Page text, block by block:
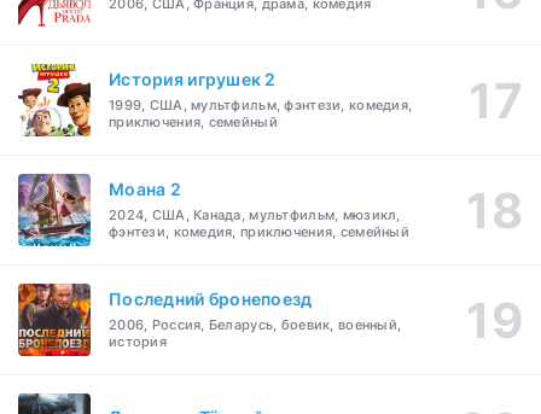
2006, США, Франция, драма, комедия
История игрушек 2
1999, США, мультфильм, фэнтези, комедия,
приключения, семейный
Моана 2
2024, США, Канада, мультфильм, мюзикл,
фэнтези, комедия, приключения, семейный
Последний бронепоезд
2006, Россия, Беларусь, боевик, военный,
история